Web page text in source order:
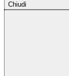
Chiudi